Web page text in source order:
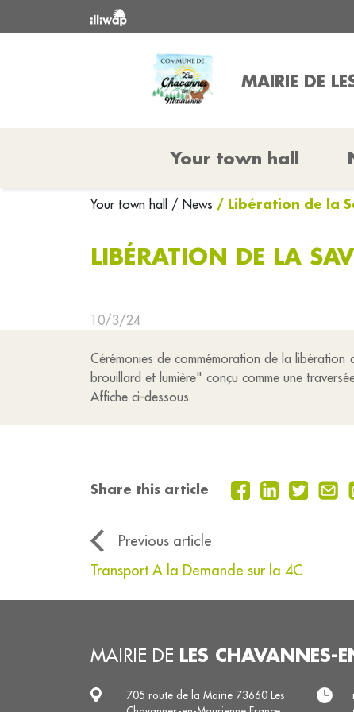
MAIRIE DE
Your town hall
Your town hall / News / Libération de la
LIBÉRATION DE LA
10/3/24
Cérémonies de commémoration de la
brouillard et lumière" conçu comme une
Affiche ci-dessous
Share this article
Previous article
Transport A la Demande sur la 4C
MAIRIE DE LES CHAVANNES-
705 route de la Mairie 73660 Les